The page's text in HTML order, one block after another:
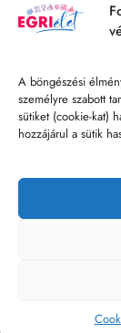
A böngészési
személyre szabott
sütiket (cookie-kat)
hozzájárul a sütik